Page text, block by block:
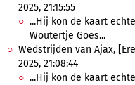
2025, 21:15:55
...Hij kon de kaart
Woutertje Goes...
Wedstrijden van Ajax,
2025, 21:08:44
...Hij kon de kaart